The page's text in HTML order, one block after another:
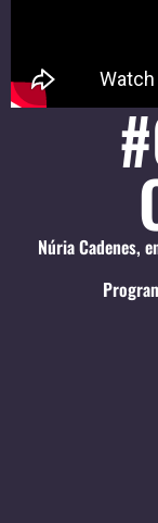
Núria Cadenes,